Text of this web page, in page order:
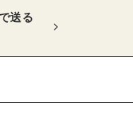
送る